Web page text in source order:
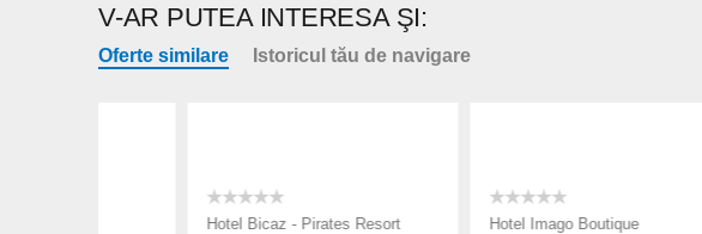
V-AR PUTEA INTERESA ŞI:
Oferte similare Istoricul tău de navigare
Hotel Bicaz - Pirates Resort Hotel Imago Boutique